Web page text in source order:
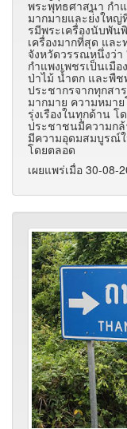
พระพุทธศาสนา กำ
มากมายและย่ิงใหญ่
รมีพระเครื่องนับพัน
เครื่องมากที่สุด แล
จังหวัดวรรณหนึ่งว่า
กำแพงเพชรเป็นเมื
ป่าไม้ น้ำตก และพื
ประชากรจากทุกสา
มากมาย ความหมาย
รุ่งเรืองในทุกด้าน
ประชาชนมีความกล้
มีความอุดมสมบูรณ์ใ
โดยตลอด
เผยแพร่เมื่อ 30-08-